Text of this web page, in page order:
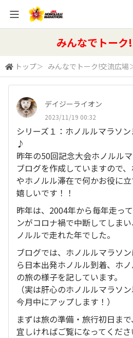
みんなでトーク
トップ＞ みんなでトーク!交流広場
デイジーライオン
2023/11/19 00:32
シリーズ１：ホノルルマラソ
♪
昨年の50回記念大会ホノルル
ブログを作成していますので
やホノルル滞在で何かお役に
嬉しいです！！
昨年は、2004年から毎年走っ
ンがコロナ禍で中断してしま
ノルルで走れた年でした。
ブログでは、ホノルルマラソ
ら日本出発ホノルル到着、ホ
の旅の様子を記しています。
（実は肝心のホノルルマラソ
今月中にアップします！）
まずは旅の準備・旅行初日ま
宜しければご覧になってくだ